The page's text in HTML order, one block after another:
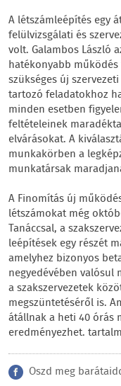
A létszámleépítés egy
felülvizsgálati és
volt. Galambos László
hatékonyabb
szükséges új
tartozó feladatokhoz
minden esetben
feltételeinek
elvárásokat. A
munkakörben a
munkatársak
A Finomítás új
létszámokat még
Tanáccsal, a
leépítések egy részét
amelyhez bizonyos
negyedévében valósul
a szakszervezetek
megszüntetéséről is.
átállnak a heti 40 órás
eredményezhet.
Oszd meg